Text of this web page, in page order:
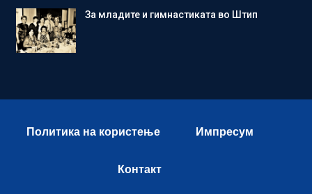
Зa младите и гимнастиката во Штип
Политика на користење Импресум
Контакт